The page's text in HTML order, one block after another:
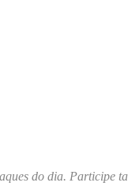
do dia. Participe